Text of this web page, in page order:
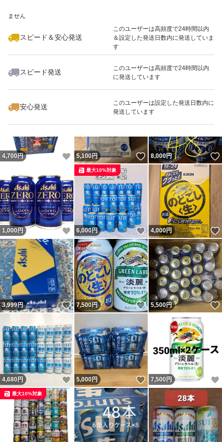
ません
スピード＆安心発送
このユーザーは高頻度で24時間以内
＆設定した発送日数内に発送していま
す
スピード発送
このユーザーは高頻度で24時間以内
に発送しています
安心発送
このユーザーは設定した発送日数内に
発送しています
いいね！
7,500
4,700円 いいね！
5,100円 いいね！
8,000円
1,000円 いいね！
6,000円 いいね！
最大10%対象
4,000円
3,999円 いいね！
7,500円 いいね！
5,500円
4,680円 いいね！
5,000円 いいね！
7,500 円
最大10%対象